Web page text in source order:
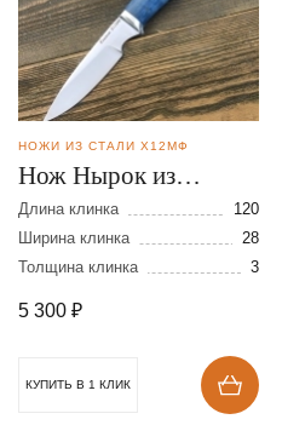
НОЖИ ИЗ СТАЛИ Х12МФ
Нож Нырок из
кованой стали
Х12МФ
Длина клинка
120
Ширина клинка
28
Толщина клинка
3
5 300 ₽
КУПИТЬ В 1 КЛИК